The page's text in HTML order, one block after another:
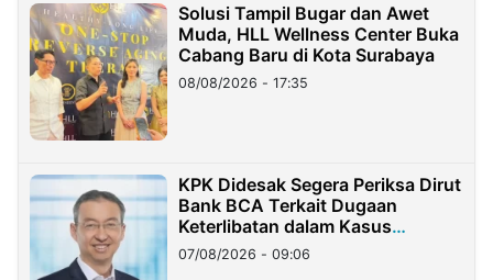
Solusi Tampil Bugar dan Awet
Muda, HLL Wellness Center Buka
Cabang Baru di Kota Surabaya
08/08/2026 - 17:35
KPK Didesak Segera Periksa Dirut
Bank BCA Terkait Dugaan
Keterlibatan dalam Kasus
Hilangnya Dana Nasabah Rp2,58
Miliar
07/08/2026 - 09:06